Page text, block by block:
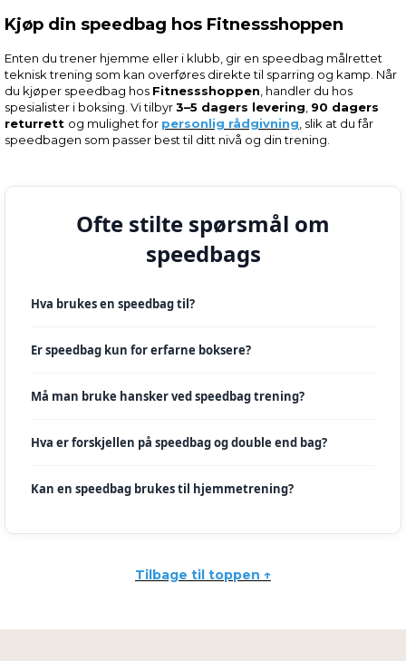
Kjøp din speedbag hos Fitnessshoppen
Enten du trener hjemme eller i klubb, gir en speedbag målrettet
teknisk trening som kan overføres direkte til sparring og kamp. Når
du kjøper speedbag hos Fitnessshoppen, handler du hos
spesialister i boksing. Vi tilbyr3–5 dagers levering, 90 dagers
returrett og mulighet for personlig rådgivning, slik at du får
speedbagen som passer best til ditt nivå og din trening.
Ofte stilte spørsmål om
speedbags
Hva brukes en speedbag til?
Er speedbag kun for erfarne boksere?
Må man bruke hansker ved speedbag trening?
Hva er forskjellen på speedbag og double end bag?
Kan en speedbag brukes til hjemmetrening?
Tilbage til toppen ↑